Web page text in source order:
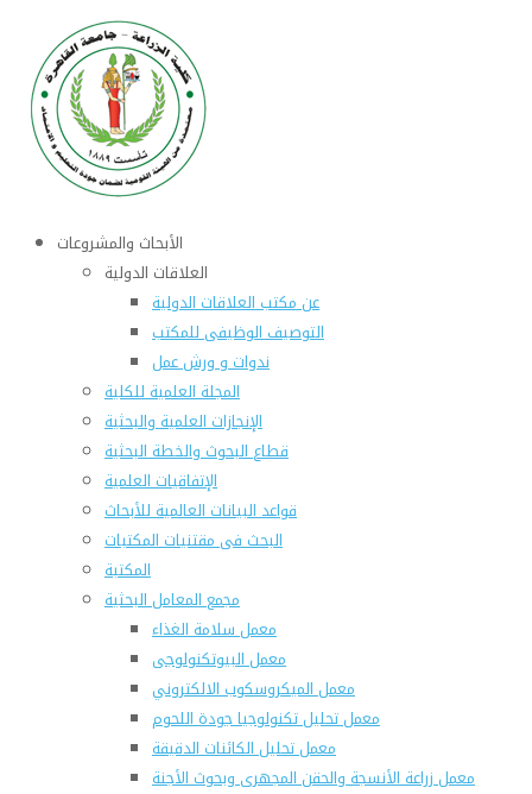
الأبحاث والمشروعات
العلاقات الدولية
عن مكتب العلاقات الدولية
التوصيف الوظيفى للمكتب
ندوات و ورش عمل
المجلة العلمية للكلية
الإنجازات العلمية والبحثية
قطاع البحوث والخطة البحثية
الإتفاقيات العلمية
قواعد البيانات العالمية للأبحاث
البحث فى مقتنيات المكتبات
المكتبة
مجمع المعامل البحثية
معمل سلامة الغذاء
معمل البيوتكنولوجى
معمل الميكروسكوب الالكتروني
معمل تحليل تكنولوجيا جودة اللحوم
معمل تحليل الكائنات الدقيقة
معمل زراعة الأنسجة والحقن المجهرى وبحوث الأجنة